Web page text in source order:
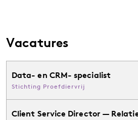
Vacatures
Data- en CRM- specialist
Stichting Proefdiervrij
Client Service Director —